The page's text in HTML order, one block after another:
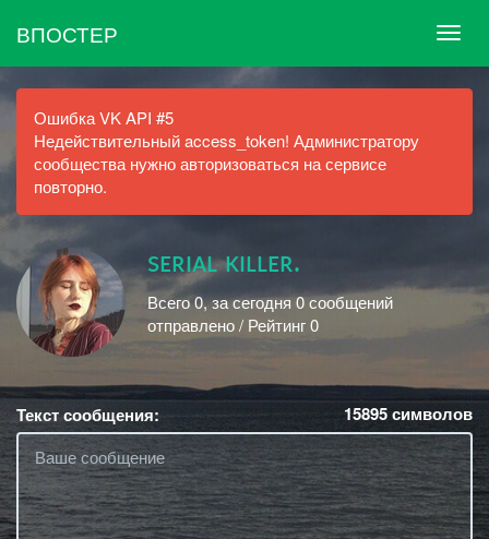
ВПОСТЕР
Ошибка VK API #5
Недействительный access_token! Администратору
сообщества нужно авторизоваться на сервисе
повторно.
sᴇʀɪᴀʟ ᴋɪʟʟᴇʀ.
Всего 0, за сегодня 0 сообщений
отправлено / Рейтинг 0
Текст сообщения: 15895символов